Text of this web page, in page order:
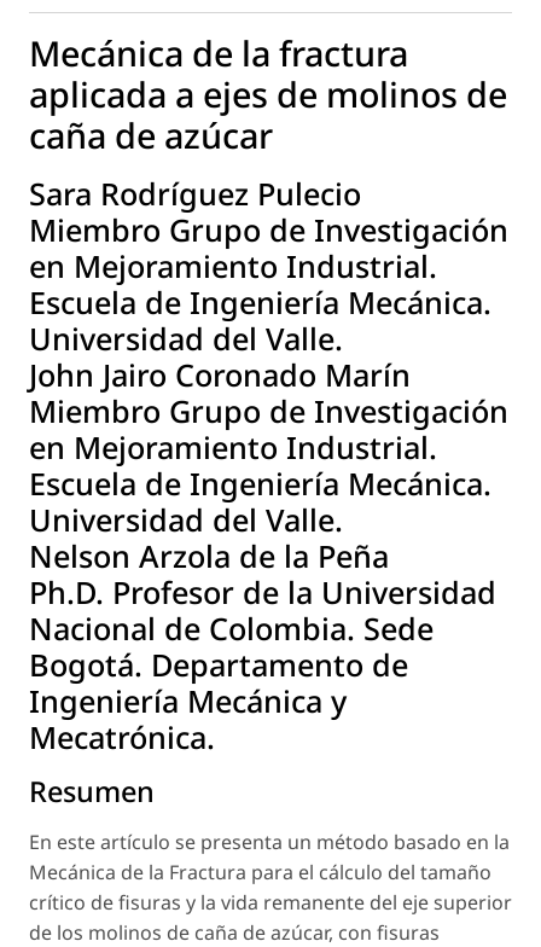
Mecánica de la fractura
aplicada a ejes de molinos de
caña de azúcar
Sara Rodríguez Pulecio
Miembro Grupo de Investigación
en Mejoramiento Industrial.
Escuela de Ingeniería Mecánica.
Universidad del Valle.
John Jairo Coronado Marín
Miembro Grupo de Investigación
en Mejoramiento Industrial.
Escuela de Ingeniería Mecánica.
Universidad del Valle.
Nelson Arzola de la Peña
Ph.D. Profesor de la Universidad
Nacional de Colombia. Sede
Bogotá. Departamento de
Ingeniería Mecánica y
Mecatrónica.
Resumen
En este artículo se presenta un método basado en la
Mecánica de la Fractura para el cálculo del tamaño
crítico de fisuras y la vida remanente del eje superior
de los molinos de caña de azúcar, con fisuras